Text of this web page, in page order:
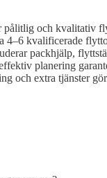
och kvalitativ
4–6 kvalificerade
packhjälp,
planering
och extra tjänster